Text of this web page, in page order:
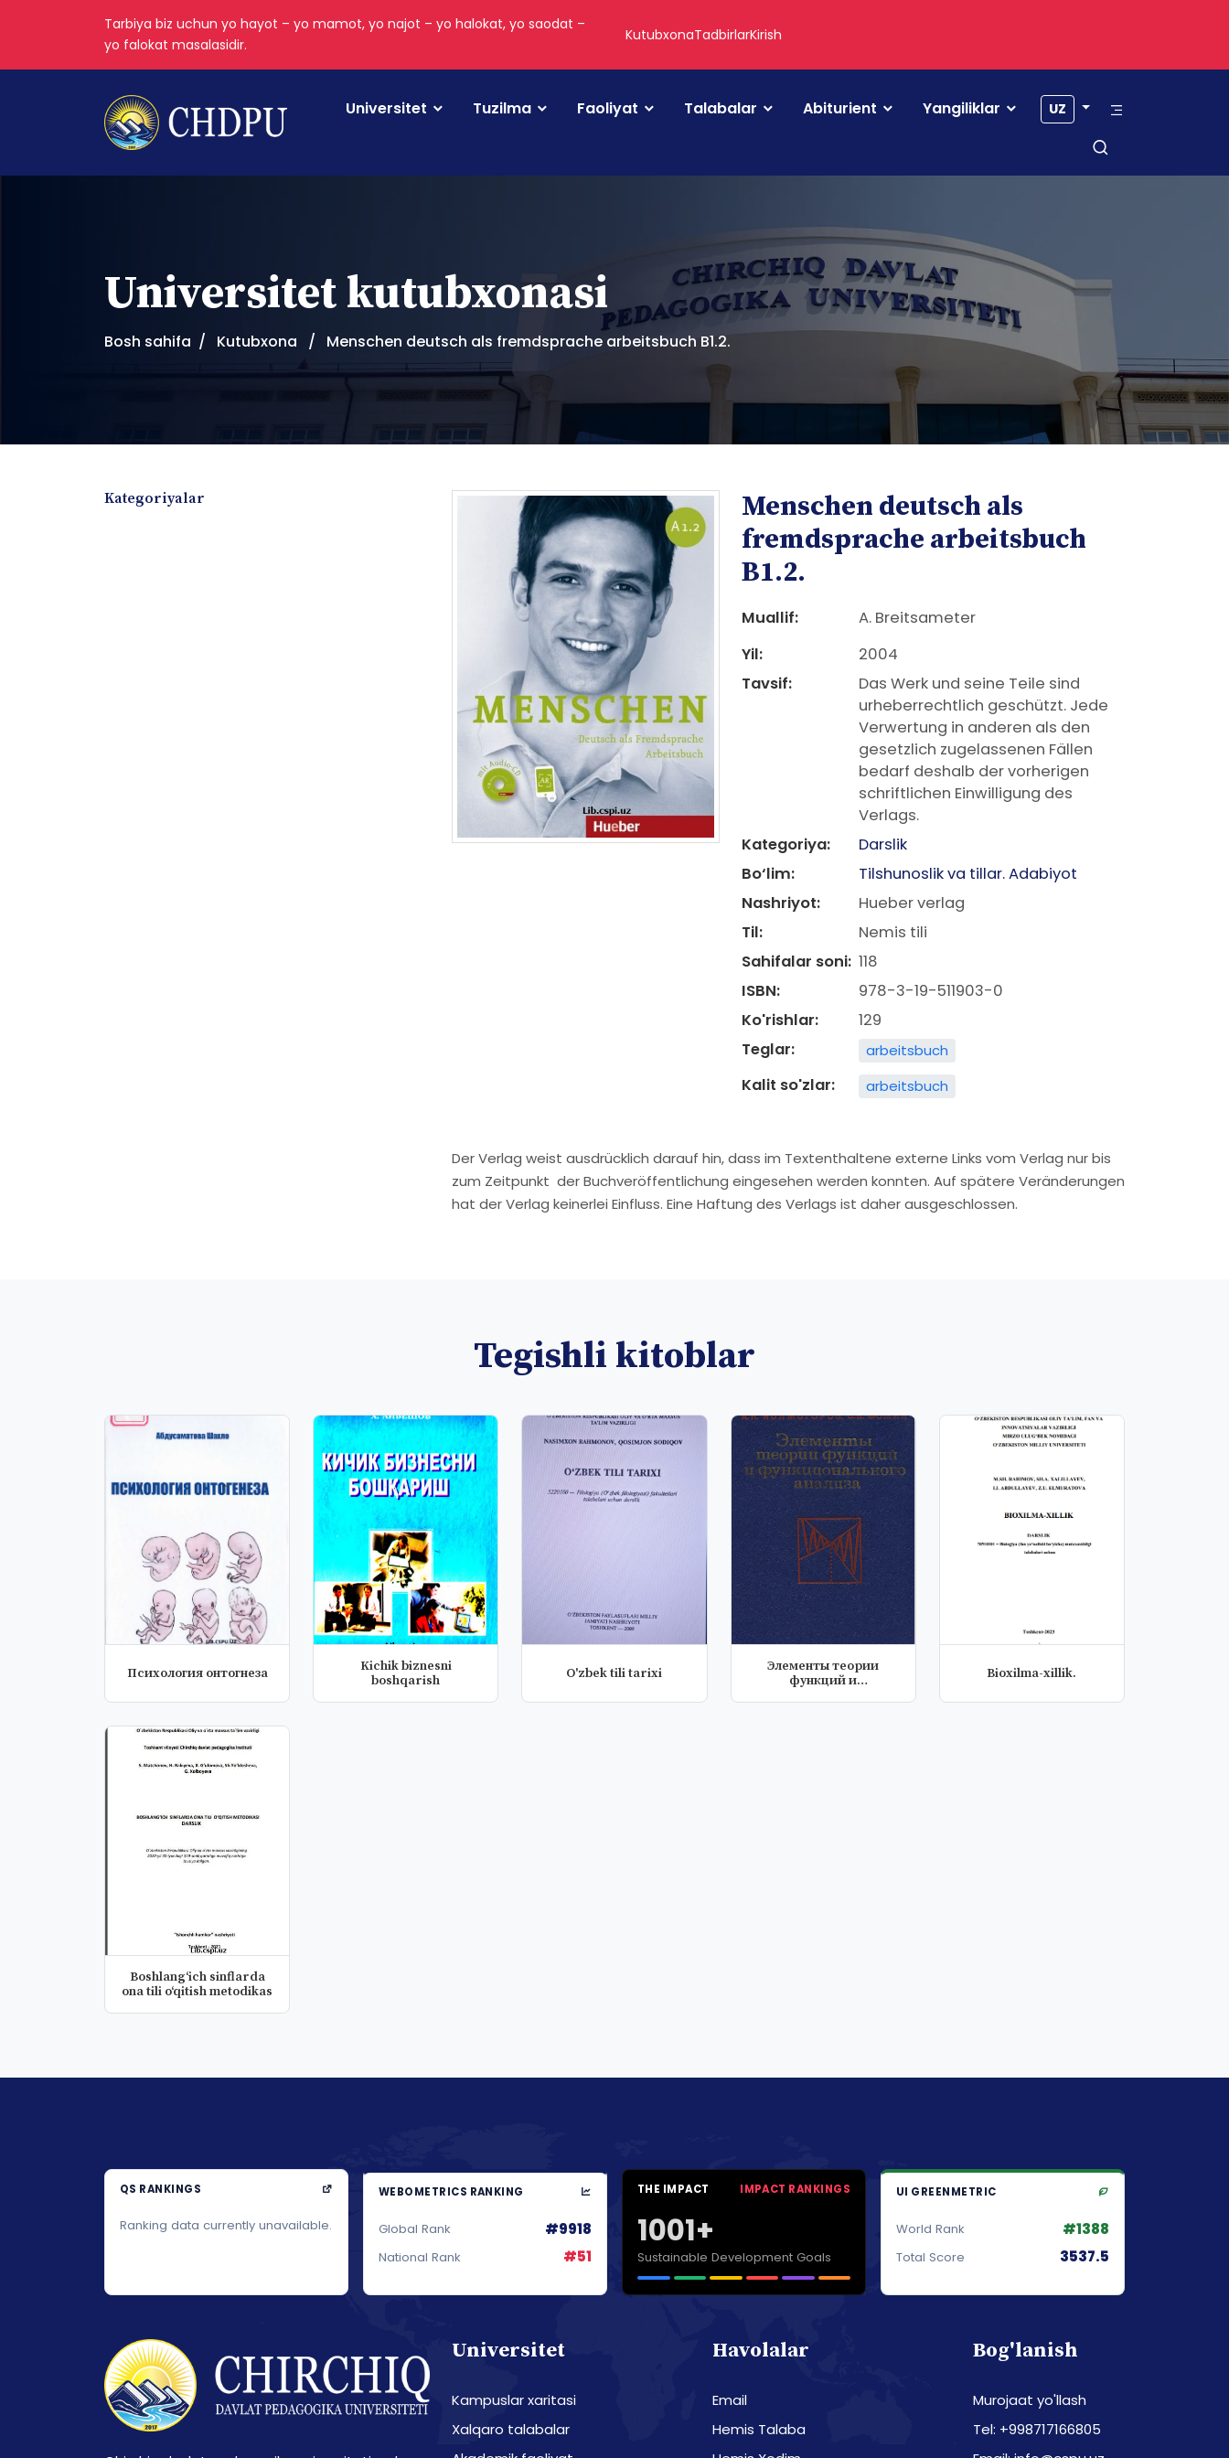
Tarbiya biz uchun yo hayot – yo mamot, yo najot – yo halokat, yo saodat –
yo falokat masalasidir.
KutubxonaTadbirlarKirish
Universitet Tuzilma Faoliyat Talabalar Abiturient Yangiliklar UZ
Universitet kutubxonasi
Bosh sahifa Kutubxona Menschen deutsch als fremdsprache arbeitsbuch B1.2.
Kategoriyalar
Menschen deutsch als
fremdsprache arbeitsbuch
B1.2.
Muallif:
A. Breitsameter
Yil:
2004
Tavsif:
Das Werk und seine Teile sind
urheberrechtlich geschützt. Jede
Verwertung in anderen als den
gesetzlich zugelassenen Fällen
bedarf deshalb der vorherigen
schriftlichen Einwilligung des
Verlags.
Kategoriya:
Darslik
Bo‘lim:
Tilshunoslik va tillar. Adabiyot
Nashriyot:
Hueber verlag
Til:
Nemis tili
Sahifalar soni: 118
ISBN:
978-3-19-511903-0
Ko'rishlar:
129
Teglar:
arbeitsbuch
Kalit so'zlar: arbeitsbuch
Der Verlag weist ausdrücklich darauf hin, dass im Textenthaltene externe Links vom Verlag nur bis
zum Zeitpunkt der Buchveröffentlichung eingesehen werden konnten. Auf spätere Veränderungen
hat der Verlag keinerlei Einfluss. Eine Haftung des Verlags ist daher ausgeschlossen.
Tegishli kitoblar
Психология онтогнеза
Kichik biznesni
boshqarish
O'zbek tili tarixi
Элементы теории
функций и
Bioxilma-xillik.
Boshlang‘ich sinflarda
ona tili o‘qitish metodikas
QS RANKINGS
Ranking data currently unavailable.
WEBOMETRICS RANKING
Global Rank #9918
National Rank #51
THE IMPACT IMPACT RANKINGS
1001+
Sustainable Development Goals
UI GREENMETRIC
World Rank #1388
Total Score 3537.5
Universitet
Kampuslar xaritasi
Xalqaro talabalar
Havolalar
Email
Hemis Talaba
Bog'lanish
Murojaat yo'llash
Tel: +998717166805